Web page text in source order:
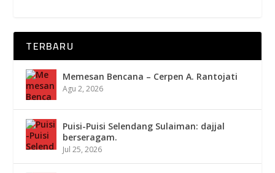
TERBARU
Memesan Bencana – Cerpen A. Rantojati
Agu 2, 2026
Puisi-Puisi Selendang Sulaiman: dajjal
berseragam.
Jul 25, 2026